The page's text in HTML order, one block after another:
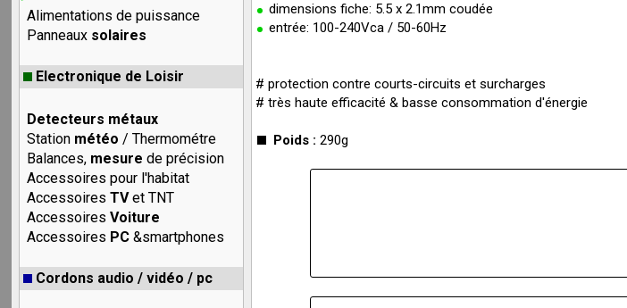
Alimentations de puissance
Panneaux solaires
Electronique de Loisir
Detecteurs métaux
Station météo / Thermométre
Balances, mesure de précision
Accessoires pour l'habitat
AccessoiresTVet TNT
AccessoiresVoiture
Accessoires PC &smartphones
Cordons audio / vidéo / pc
dimensions fiche: 5.5 x 2.1mm coudée
entrée: 100-240Vca / 50-60Hz
# protection contre courts-circuits et surcharges
# très haute efficacité & basse consommation d'énergie
Poids :290g